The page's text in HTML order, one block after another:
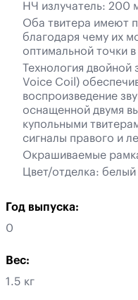
НЧ излучатель: 200
Оба твитера имеют
благодаря чему их
оптимальной точки
Технология двойной
Voice Coil)
воспроизведение
оснащенной двумя
купольными
сигналы правого и
Окрашиваемые
Цвет/отделка: белый
Год выпуска:
0
Вес:
1.5 кг